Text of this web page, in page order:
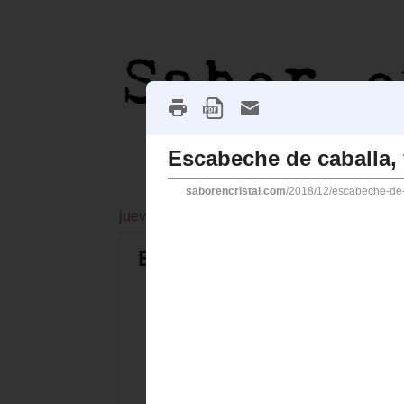
jueves, 13 de diciembre de 2018
Escabeche de caballa,